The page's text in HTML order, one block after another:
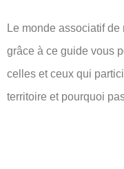
Le monde associatif
grâce à ce guide vous
celles et ceux qui
territoire et pourquoi